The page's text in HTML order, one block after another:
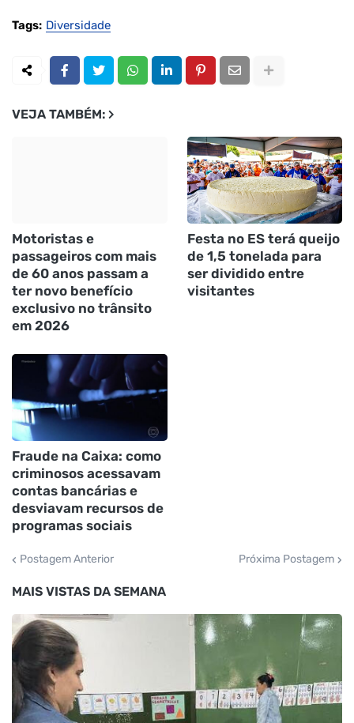
Tags: Diversidade
VEJA TAMBÉM:
Motoristas e
passageiros com mais
de 60 anos passam a
ter novo benefício
exclusivo no trânsito
em 2026
Festa no ES terá queijo
de 1,5 tonelada para
ser dividido entre
visitantes
Fraude na Caixa: como
criminosos acessavam
contas bancárias e
desviavam recursos de
programas sociais
Postagem Anterior Próxima Postagem
MAIS VISTAS DA SEMANA